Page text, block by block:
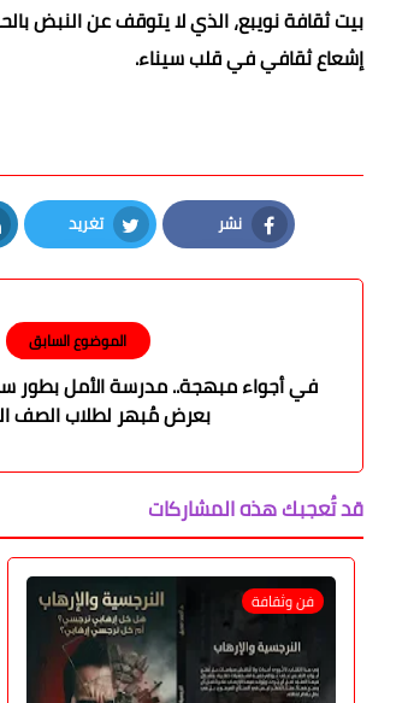
بيت ثقافة نويبع، الذي لا يتوقف عن النبض
إشعاع ثقافي في قلب سيناء.
نشر
Facebook
تغريد
Twitter
الموضوع السابق
في أجواء مبهجة.. مدرسة الأمل بطور
بعرض مُبهر لطلاب الصف
قد تُعجبك هذه المشاركات
فن وثقافة